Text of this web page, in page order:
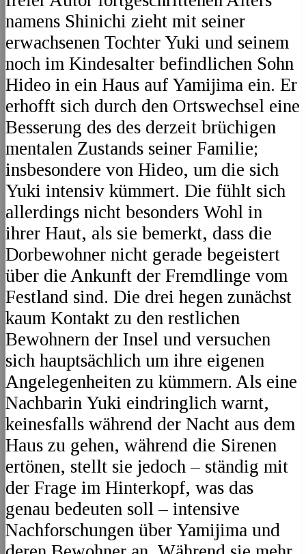
namens Shinichi zieht mit seiner
erwachsenen Tochter Yuki und seinem
noch im Kindesalter befindlichen Sohn
Hideo in ein Haus auf Yamijima ein. Er
erhofft sich durch den Ortswechsel eine
Besserung des des derzeit brüchigen
mentalen Zustands seiner Familie;
insbesondere von Hideo, um die sich
Yuki intensiv kümmert. Die fühlt sich
allerdings nicht besonders Wohl in
ihrer Haut, als sie bemerkt, dass die
Dorbewohner nicht gerade begeistert
über die Ankunft der Fremdlinge vom
Festland sind. Die drei hegen zunächst
kaum Kontakt zu den restlichen
Bewohnern der Insel und versuchen
sich hauptsächlich um ihre eigenen
Angelegenheiten zu kümmern. Als eine
Nachbarin Yuki eindringlich warnt,
keinesfalls während der Nacht aus dem
Haus zu gehen, während die Sirenen
ertönen, stellt sie jedoch – ständig mit
der Frage im Hinterkopf, was das
genau bedeuten soll – intensive
Nachforschungen über Yamijima und